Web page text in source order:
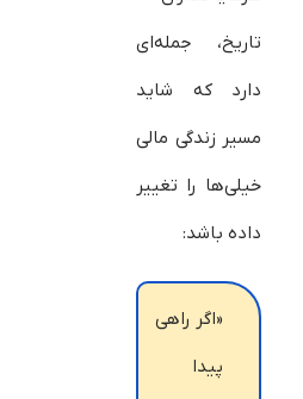
تاریخ، جمله‌ای
دارد که شاید
مسیر زندگی مالی
خیلی‌ها را تغییر
داده باشد:
«اگر راهی
پیدا